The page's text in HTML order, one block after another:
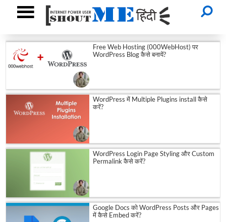
Free Web Hosting (000WebHost) पर
WordPress Blog कैसे बनायें?
WordPress में Multiple Plugins install कैसे
करें?
WordPress Login Page Styling और Custom
Permalink कैसे करें?
Google Docs को WordPress Posts और Pages
में कैसे Embed करें?